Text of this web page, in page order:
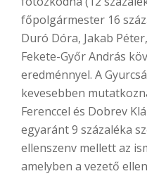
főpolgármester 16
Duró Dóra, Jakab
Fekete-Győr András
eredménnyel. A
kevesebben
Ferenccel és Dobrev
egyaránt 9 százaléka
ellenszenv mellett az
amelyben a vezető